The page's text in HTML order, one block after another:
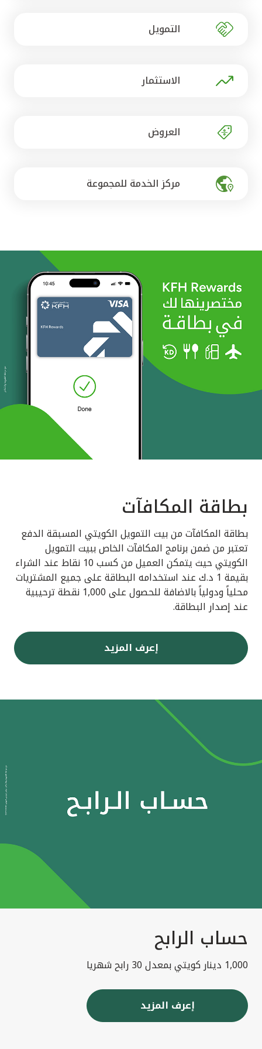
مصر
التمويل
الاستثمار
العروض
مركز الخدمة للمجموعة
بطاقة المكافآت
بطاقة المكافآت من بيت التمويل الكويتي المسبقة الدفع
تعتبر من ضمن برنامج المكافآت الخاص ببيت التمويل
الكويتي حيث يتمكن العميل من كسب 10 نقاط عند الشراء
بقيمة 1 د.ك عند استخدامه البطاقة على جميع المشتريات
محلياً ودولياً بالاضافة للحصول على 1,000 نقطة ترحيبية
عند إصدار البطاقة.
إعرف المزيد
حساب الرابح
1,000 دينار كويتي بمعدل 30 رابح شهريا
إعرف المزيد